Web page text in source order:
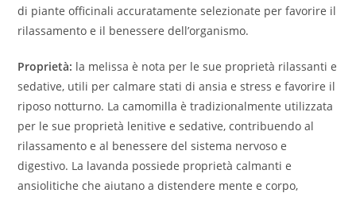
di piante officinali accuratamente selezionate per favorire il
rilassamento e il benessere dell’organismo.
Proprietà: la melissa è nota per le sue proprietà rilassanti e
sedative, utili per calmare stati di ansia e stress e favorire il
riposo notturno. La camomilla è tradizionalmente utilizzata
per le sue proprietà lenitive e sedative, contribuendo al
rilassamento e al benessere del sistema nervoso e
digestivo. La lavanda possiede proprietà calmanti e
ansiolitiche che aiutano a distendere mente e corpo,